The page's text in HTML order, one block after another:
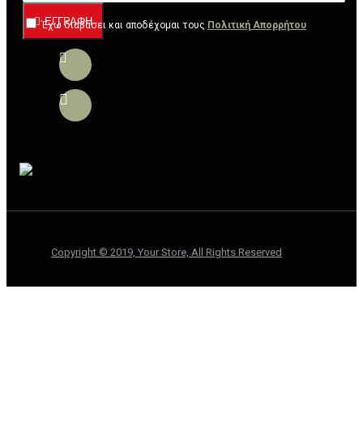
ΕΓΓΡΑΦΉ
Έχω διαβάσει και αποδέχομαι τους Πολιτική Απορρήτου
Copyright © 2019, Your Store, All Rights Reserved